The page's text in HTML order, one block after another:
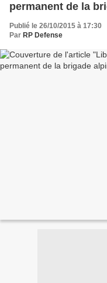
permanent de la
Publié le 26/10/2015 à 17:30
Par RP Defense